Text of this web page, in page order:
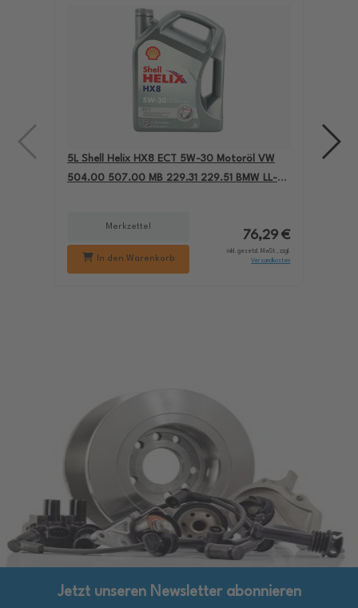
5L Shell Helix HX8 ECT 5W-30 Motoröl VW
504.00 507.00 MB 229.31 229.51 BMW LL-04
Merkzettel
In den Warenkorb
76,29 €
inkl. gesetzl. MwSt., zzgl.
Versandkosten
Jetzt unseren Newsletter abonnieren